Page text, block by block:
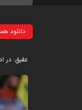
دانلود
عقیق: در